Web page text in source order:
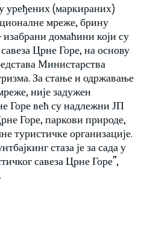
уређених (маркираних)
мреже, брину
домаћини који су
Црне Горе, на основу
Министарства
За стање и одржавање
није задужен
Горе већ су надлежни ЈП
Горе, паркови природе,
туристичке организације.
стаза је за сада у
савеза Црне Горе”,